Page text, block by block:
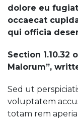
dolore eu
occaecat
qui officia
Section 1.10.32
Malorum”,
Sed ut
voluptatem
totam rem